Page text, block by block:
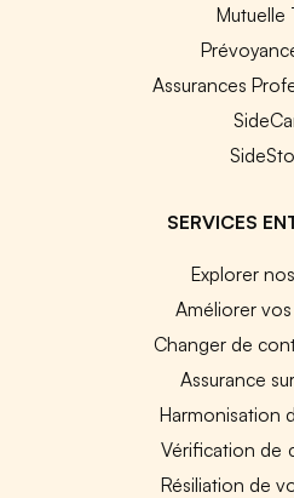
Mutuelle
Assurances
SERVICES
Explorer
Améliorer
Changer de
Assurance
Harmonisation
Vérification de
Résiliation de